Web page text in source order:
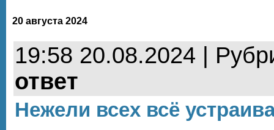
20 августа 2024
19:58 20.08.2024 |
ответ
Нежели всех всё